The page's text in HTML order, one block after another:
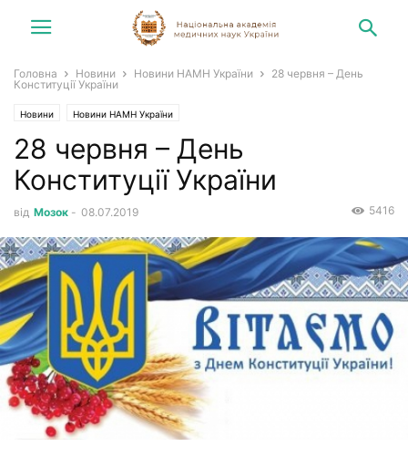
Головна Новини Новини НАМН України
28 червня – День
Конституції України
Новини Новини НАМН України
28 червня – День
Конституції України
від Мозок - 08.07.2019 5416